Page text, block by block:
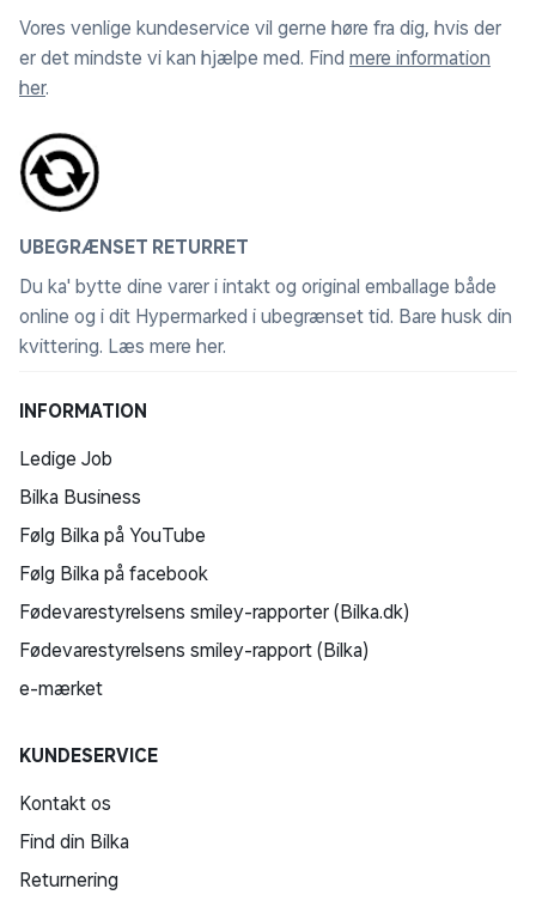
Vores venlige kundeservice vil gerne høre fra dig, hvis der
er det mindste vi kan hjælpe med. Find mere information
her.
UBEGRÆNSET RETURRET
Du ka' bytte dine varer i intakt og original emballage både
online og i dit Hypermarked i ubegrænset tid. Bare husk din
kvittering. Læs mere her.
INFORMATION
Ledige Job
Bilka Business
Følg Bilka på YouTube
Følg Bilka på facebook
Fødevarestyrelsens smiley-rapporter (Bilka.dk)
Fødevarestyrelsens smiley-rapport (Bilka)
e-mærket
KUNDESERVICE
Kontakt os
Find din Bilka
Returnering